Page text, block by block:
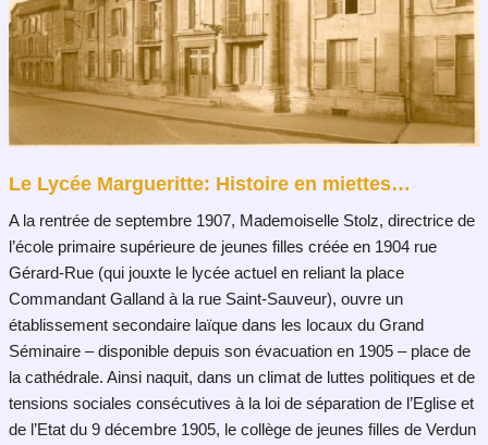
Le Lycée Margueritte: Histoire en miettes…
A la rentrée de septembre 1907, Mademoiselle Stolz, directrice de
l’école primaire supérieure de jeunes filles créée en 1904 rue
Gérard-Rue (qui jouxte le lycée actuel en reliant la place
Commandant Galland à la rue Saint-Sauveur), ouvre un
établissement secondaire laïque dans les locaux du Grand
Séminaire – disponible depuis son évacuation en 1905 – place de
la cathédrale. Ainsi naquit, dans un climat de luttes politiques et de
tensions sociales consécutives à la loi de séparation de l’Eglise et
de l’Etat du 9 décembre 1905, le collège de jeunes filles de Verdun